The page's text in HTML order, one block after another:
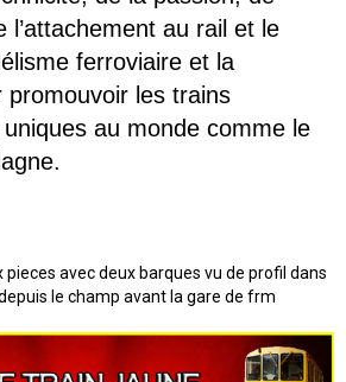
l’attachement au rail et le
ferroviaire et la
promouvoir les trains
au monde comme le